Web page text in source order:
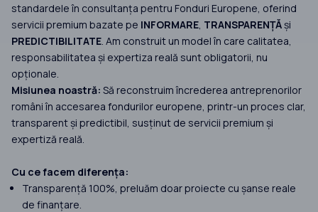
standardele în consultanța pentru Fonduri Europene, oferind
servicii premium bazate pe INFORMARE, TRANSPARENȚĂși
PREDICTIBILITATE. Am construit un model în care calitatea,
responsabilitatea și expertiza reală sunt obligatorii, nu
opționale.
Misiunea noastră: Să reconstruim încrederea antreprenorilor
români în accesarea fondurilor europene, printr-un proces clar,
transparent și predictibil, susținut de servicii premium și
expertiză reală.
Cu ce facem diferența:
Transparență 100%, preluăm doar proiecte cu șanse reale
de finanțare.